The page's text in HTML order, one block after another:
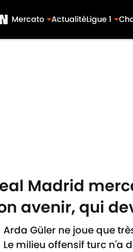
Mercato ActualitéLigue 1
Madrid
avenir, qui
Arda Güler ne joue que
Le milieu offensif turc n'a